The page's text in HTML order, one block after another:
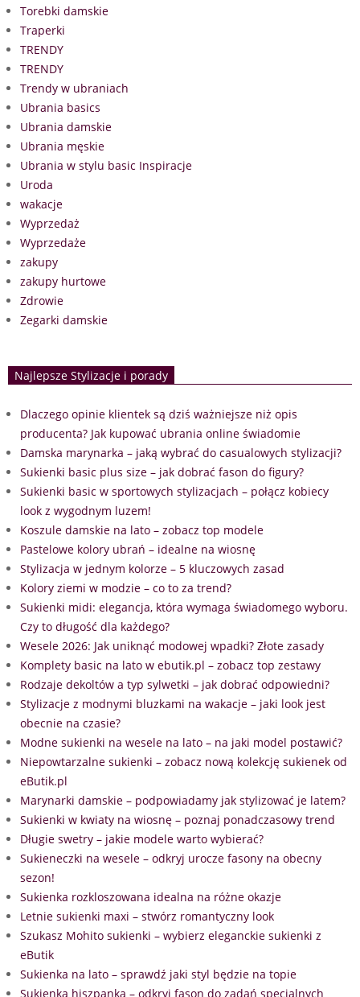
Torebki damskie
Traperki
TRENDY
TRENDY
Trendy w ubraniach
Ubrania basics
Ubrania damskie
Ubrania męskie
Ubrania w stylu basic Inspiracje
Uroda
wakacje
Wyprzedaż
Wyprzedaże
zakupy
zakupy hurtowe
Zdrowie
Zegarki damskie
Najlepsze Stylizacje i porady
Dlaczego opinie klientek są dziś ważniejsze niż opis
producenta? Jak kupować ubrania online świadomie
Damska marynarka – jaką wybrać do casualowych stylizacji?
Sukienki basic plus size – jak dobrać fason do figury?
Sukienki basic w sportowych stylizacjach – połącz kobiecy
look z wygodnym luzem!
Koszule damskie na lato – zobacz top modele
Pastelowe kolory ubrań – idealne na wiosnę
Stylizacja w jednym kolorze – 5 kluczowych zasad
Kolory ziemi w modzie – co to za trend?
Sukienki midi: elegancja, która wymaga świadomego wyboru.
Czy to długość dla każdego?
Wesele 2026: Jak uniknąć modowej wpadki? Złote zasady
Komplety basic na lato w ebutik.pl – zobacz top zestawy
Rodzaje dekoltów a typ sylwetki – jak dobrać odpowiedni?
Stylizacje z modnymi bluzkami na wakacje – jaki look jest
obecnie na czasie?
Modne sukienki na wesele na lato – na jaki model postawić?
Niepowtarzalne sukienki – zobacz nową kolekcję sukienek od
eButik.pl
Marynarki damskie – podpowiadamy jak stylizować je latem?
Sukienki w kwiaty na wiosnę – poznaj ponadczasowy trend
Długie swetry – jakie modele warto wybierać?
Sukieneczki na wesele – odkryj urocze fasony na obecny
sezon!
Sukienka rozkloszowana idealna na różne okazje
Letnie sukienki maxi – stwórz romantyczny look
Szukasz Mohito sukienki – wybierz eleganckie sukienki z
eButik
Sukienka na lato – sprawdź jaki styl będzie na topie
Sukienka hiszpanka – odkryj fason do zadań specjalnych